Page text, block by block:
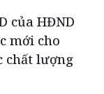
của HĐND
mới cho
chất lượng